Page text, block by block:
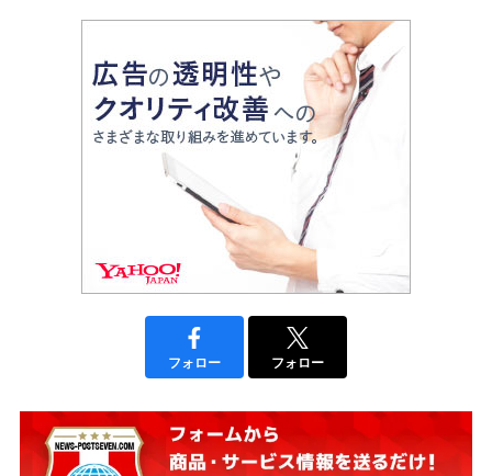
フォロー フォロー